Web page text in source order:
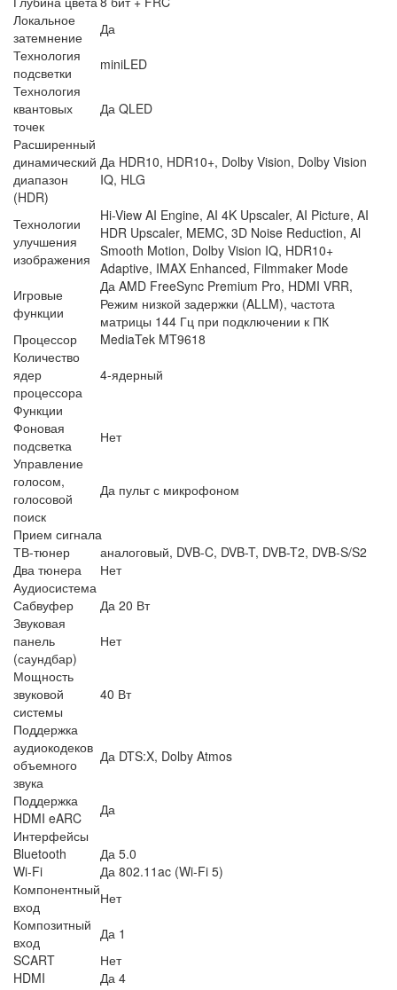
Локальное
затемнение
Да
Технология
подсветки
miniLED
Технология
квантовых
точек
Да QLED
Расширенный
динамический
диапазон
(HDR)
Да HDR10, HDR10+, Dolby Vision, Dolby Vision
IQ, HLG
Технологии
улучшения
изображения
Hi-View AI Engine, AI 4K Upscaler, AI Picture, AI
HDR Upscaler, MEMC, 3D Noise Reduction, Al
Smooth Motion, Dolby Vision IQ, HDR10+
Adaptive, IMAX Enhanced, Filmmaker Mode
Игровые
функции
Да AMD FreeSync Premium Pro, HDMI VRR,
Режим низкой задержки (ALLM), частота
матрицы 144 Гц при подключении к ПК
Процессор
MediaTek MT9618
Количество
ядер
процессора
4-ядерный
Функции
Фоновая
подсветка
Нет
Управление
голосом,
голосовой
поиск
Да пульт с микрофоном
Прием сигнала
ТВ-тюнер
аналоговый, DVB-C, DVB-T, DVB-T2, DVB-S/S2
Два тюнера
Нет
Аудиосистема
Сабвуфер
Да 20 Вт
Звуковая
панель
(саундбар)
Нет
Мощность
звуковой
системы
40 Вт
Поддержка
аудиокодеков
объемного
звука
Да DTS:X, Dolby Atmos
Поддержка
HDMI eARC
Да
Интерфейсы
Bluetooth
Да 5.0
Wi-Fi
Да 802.11ac (Wi-Fi 5)
Компонентный
вход
Нет
Композитный
вход
Да 1
SCART
Нет
HDMI
Да 4